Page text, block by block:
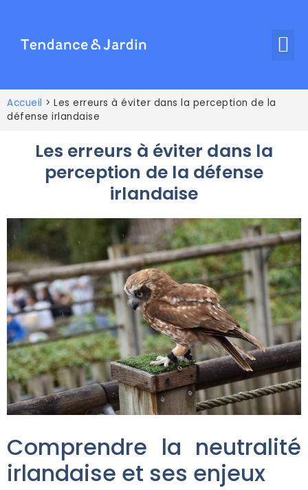
Accueil > Les erreurs à éviter dans la perception de la
défense irlandaise
Les erreurs à éviter dans la
perception de la défense
irlandaise
Comprendre la neutralité
irlandaise et ses enjeux